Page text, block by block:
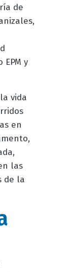
de
EPM y
vida
en
las
de la